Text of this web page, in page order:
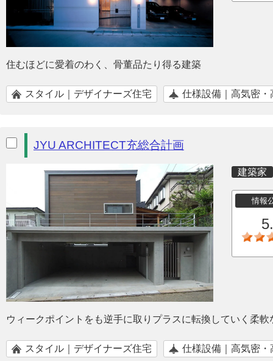
住むほどに愛着のわく、骨董品たり得る建築
スタイル｜デザイナーズ住宅 仕様設備｜高気密・
JYU ARCHITECT充総合計画
建築家
情報
ウィークポイントをも逆手に取りプラスに転換していく柔
スタイル｜デザイナーズ住宅 仕様設備｜高気密・